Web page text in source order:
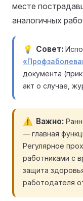
месте
аналогичных
Совет
документа
акт о случае,
Важно
— главная
Регулярное
работниками с
защита
работодателя